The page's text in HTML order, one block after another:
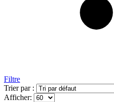
Filtre
Trier par :
Afficher: